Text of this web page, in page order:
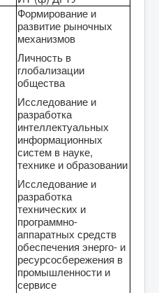
Формирование и
развитие рыночных
механизмов
Личность в
глобализации
общества
Исследование и
разработка
интеллектуальных
информационных
систем в науке,
технике и образовании
Исследование и
разработка
технических и
программно-
аппаратных средств
обеспечения энерго- и
ресурсосбережения в
промышленности и
сервисе